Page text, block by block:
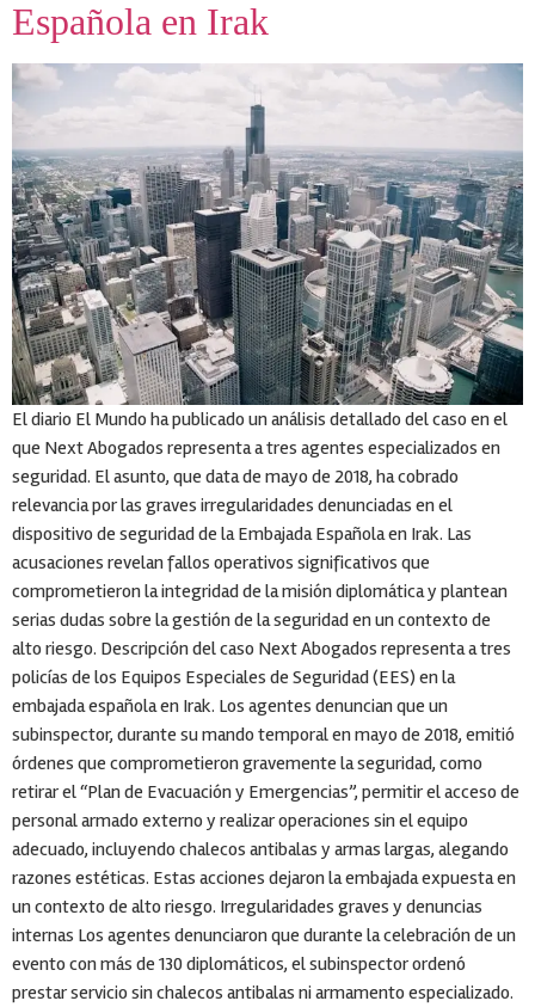
Española en Irak
El diario El Mundo ha publicado un análisis detallado del caso en el
que Next Abogados representa a tres agentes especializados en
seguridad. El asunto, que data de mayo de 2018, ha cobrado
relevancia por las graves irregularidades denunciadas en el
dispositivo de seguridad de la Embajada Española en Irak. Las
acusaciones revelan fallos operativos significativos que
comprometieron la integridad de la misión diplomática y plantean
serias dudas sobre la gestión de la seguridad en un contexto de
alto riesgo. Descripción del caso Next Abogados representa a tres
policías de los Equipos Especiales de Seguridad (EES) en la
embajada española en Irak. Los agentes denuncian que un
subinspector, durante su mando temporal en mayo de 2018, emitió
órdenes que comprometieron gravemente la seguridad, como
retirar el “Plan de Evacuación y Emergencias”, permitir el acceso de
personal armado externo y realizar operaciones sin el equipo
adecuado, incluyendo chalecos antibalas y armas largas, alegando
razones estéticas. Estas acciones dejaron la embajada expuesta en
un contexto de alto riesgo. Irregularidades graves y denuncias
internas Los agentes denunciaron que durante la celebración de un
evento con más de 130 diplomáticos, el subinspector ordenó
prestar servicio sin chalecos antibalas ni armamento especializado.